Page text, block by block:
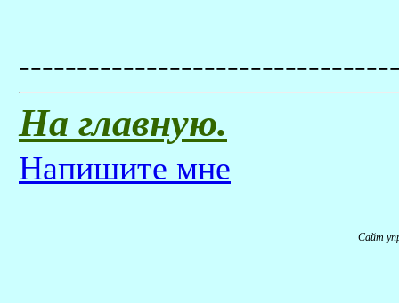
На главную.
Напишите мне
Сайт